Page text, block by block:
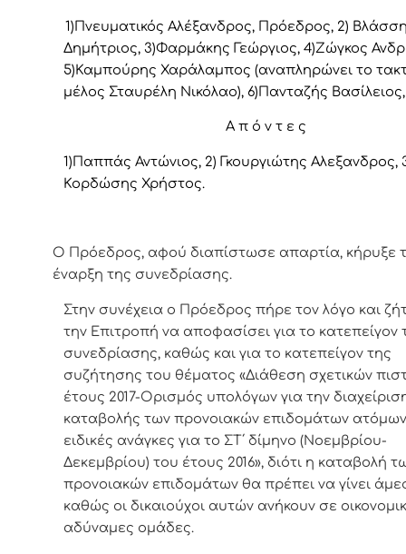
1)Πνευματικός Αλέξανδρος, Πρόεδρoς, 2)
Δημήτριος, 3)Φαρμάκης Γεώργιος, 4)Ζώγκος
5)Καμπούρης Χαράλαμπος (αναπληρώνει το
μέλος Σταυρέλη Νικόλαο), 6)Πανταζής Βασίλειος,
Α π ό ν τ ε ς
1)Παππάς Αντώνιος, 2) Γκουργιώτης Αλεξανδρος,
Κορδώσης Χρήστος.
Ο Πρόεδρος, αφού διαπίστωσε απαρτία, κήρυξε
έναρξη της συνεδρίασης.
Στην συνέχεια ο Πρόεδρος πήρε τον λόγο και
την Επιτροπή να αποφασίσει για το κατεπείγον
συνεδρίασης, καθώς και για το κατεπείγον της
συζήτησης του θέματος «Διάθεση σχετικών
έτους 2017-Ορισμός υπολόγων για την
καταβολής των προνοιακών επιδομάτων
ειδικές ανάγκες για το ΣΤ΄ δίμηνο (Νοεμβρίου-
Δεκεμβρίου) του έτους 2016», διότι η καταβολή
προνοιακών επιδομάτων θα πρέπει να γίνει
καθώς οι δικαιούχοι αυτών ανήκουν σε
αδύναμες ομάδες.